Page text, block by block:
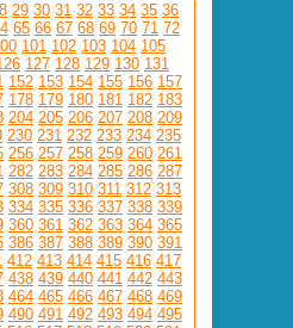
29 30 31 32 33 34 35 36
65 66 67 68 69 70 71 72
101 102 103 104 105
127 128 129 130 131
152 153 154 155 156 157
178 179 180 181 182 183
204 205 206 207 208 209
230 231 232 233 234 235
256 257 258 259 260 261
282 283 284 285 286 287
308 309 310 311 312 313
334 335 336 337 338 339
360 361 362 363 364 365
386 387 388 389 390 391
412 413 414 415 416 417
438 439 440 441 442 443
464 465 466 467 468 469
490 491 492 493 494 495